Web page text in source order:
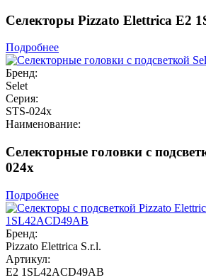
Селекторы Pizzato Elettrica E2
Подробнее
Бренд:
Selet
Серия:
STS-024x
Наименование:
Селекторные головки с
024x
Подробнее
Бренд:
Pizzato Elettrica S.r.l.
Артикул:
E2 1SL42ACD49AB